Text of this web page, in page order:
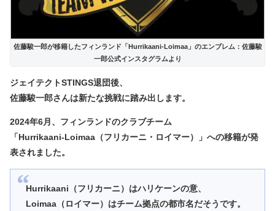
佐藤駿一郎が移籍したフィンランド「Hurrikaani-Loimaa」のエンブレム：佐藤駿
一郎公式インスタグラムより
ジェイテクトSTINGS退団後、
佐藤駿一郎さんは新たな挑戦に踏み出します。
2024年6月、 フィンランドのクラブチーム
「Hurrikaani-Loimaa（フリカーニ・ロイマー）」への移籍が発
表されました。
Hurrikaani（フリカーニ）はハリケーンの意、
Loimaa（ロイマー）はチーム拠点の都市名だそうです。